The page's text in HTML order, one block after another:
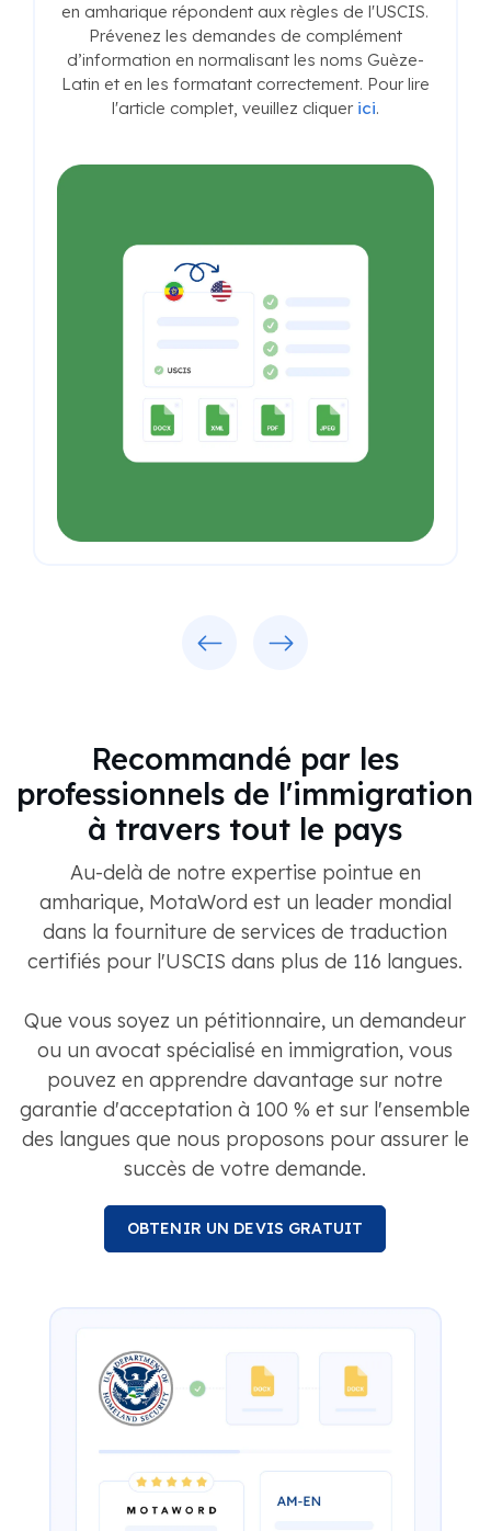
traductions certifiées pour l'USCIS pour vous
assurer que votre dossier est approuvé dès la
première demande. Pour lire l'article complet,
veuillez cliquerici.
professionnels de l'immigration
à travers tout le pays
Au-delà de notre expertise pointue en
amharique, MotaWord est un leader mondial
dans la fourniture de services de traduction
certifiés pour l'USCIS dans plus de 116 langues.
ou un avocat spécialisé en immigration, vous
pouvez en apprendre davantage sur notre
garantie d'acceptation à 100 % et sur l'ensemble
des langues que nous proposons pour assurer le
succès de votre demande.
OBTENIR UN DEVIS GRATUIT